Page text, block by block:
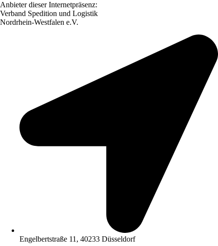
Anbieter dieser Internetpräsenz:
Verband Spedition und Logistik
Nordrhein-Westfalen e.V.
Engelbertstraße 11, 40233 Düsseldorf